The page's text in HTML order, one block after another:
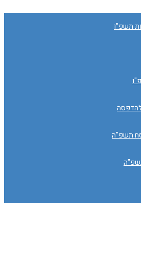
תשפ"ו
תשפ"ה